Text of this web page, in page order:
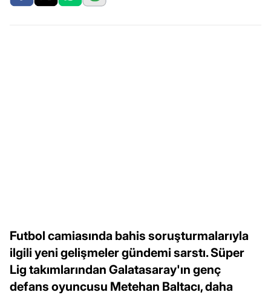
Futbol camiasında bahis soruşturmalarıyla
ilgili yeni gelişmeler gündemi sarstı. Süper
Lig takımlarından Galatasaray'ın genç
defans oyuncusu Metehan Baltacı, daha